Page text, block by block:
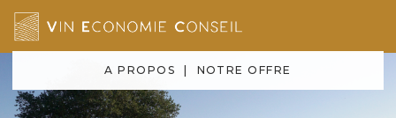
A PROPOS NOTRE OFFRE